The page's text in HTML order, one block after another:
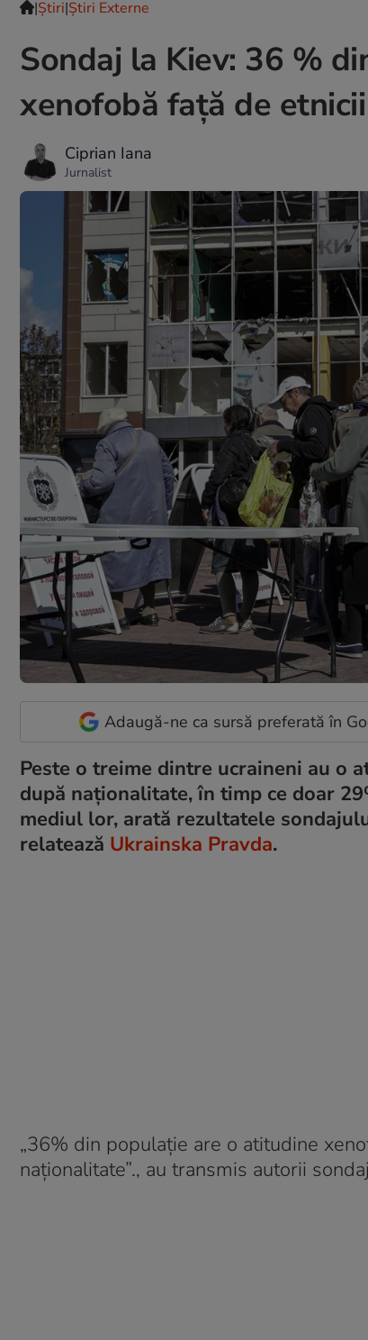
|Ştiri|Știri Externe
Sondaj la Kiev: 36 %
xenofobă față de
Ciprian Iana
Jurnalist
Adaugă-ne ca sursă preferată în
Peste o treime dintre ucraineni au o
după naționalitate, în timp ce doar
mediul lor, arată rezultatele
relatează Ukrainska Pravda.
„36% din populație are o atitudine
naționalitate”., au transmis autorii